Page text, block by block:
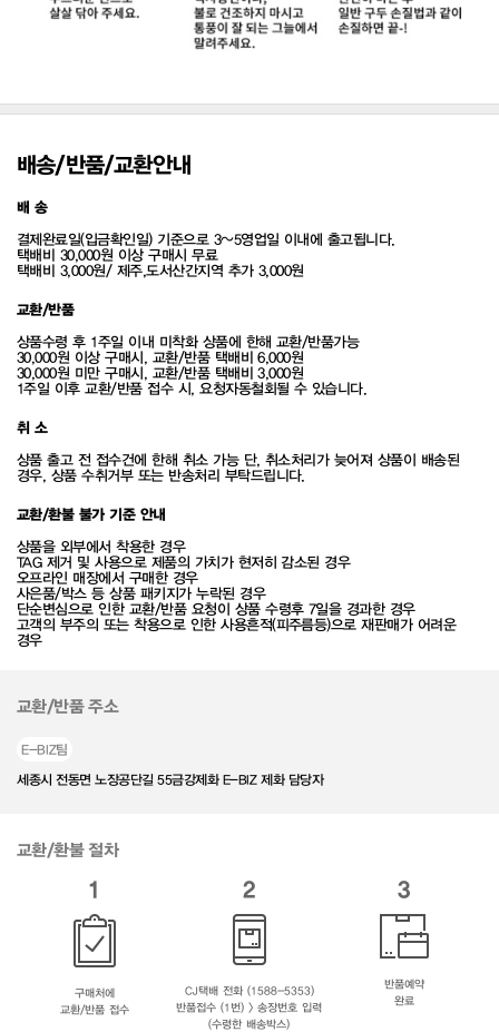
배송/반품/교환안내
배 송
결제완료일(입금확인일) 기준으로 3~5영업일 이내에 출고됩니다.
택배비 30,000원 이상 구매시 무료
택배비 3,000원/ 제주,도서산간지역 추가 3,000원
교환/반품
상품수령 후 1주일 이내 미착화 상품에 한해 교환/반품가능
30,000원 이상 구매시, 교환/반품 택배비 6,000원
30,000원 미만 구매시, 교환/반품 택배비 3,000원
1주일 이후 교환/반품 접수 시, 요청자동철회될 수 있습니다.
취 소
상품 출고 전 접수건에 한해 취소 가능 단, 취소처리가 늦어져 상품이 배송된
경우, 상품 수취거부 또는 반송처리 부탁드립니다.
교환/환불 불가 기준 안내
상품을 외부에서 착용한 경우
TAG 제거 및 사용으로 제품의 가치가 현저히 감소된 경우
오프라인 매장에서 구매한 경우
사은품/박스 등 상품 패키지가 누락된 경우
단순변심으로 인한 교환/반품 요청이 상품 수령후 7일을 경과한 경우
고객의 부주의 또는 착용으로 인한 사용흔적(피주름등)으로 재판매가 어려운
경우
교환/반품 주소
E-BIZ팀
세종시 전동면 노장공단길 55금강제화 E-BIZ 제화 담당자
교환/환불 절차
1
구매처에
교환/반품 접수
2
CJ택배 전화 (1588-5353)
반품접수 (1번) > 송장번호 입력
(수령한 배송박스)
3
반품예약
완료